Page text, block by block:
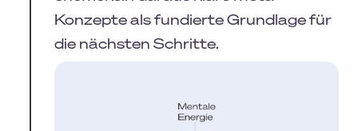
Konzepte als fundierte Grundlage für
die nächsten Schritte.